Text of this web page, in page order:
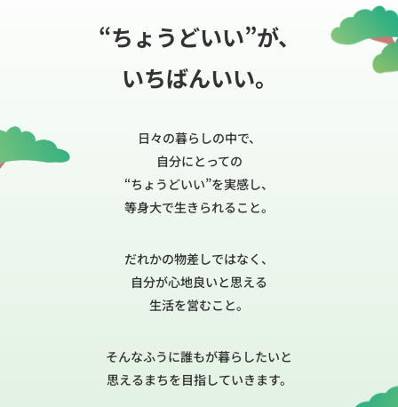
“ちょうどいい”が、
いちばんいい。
日々の暮らしの中で、
自分にとっての
“ちょうどいい”を実感し、
等身大で生きられること。
だれかの物差しではなく、
自分が心地良いと思える
生活を営むこと。
そんなふうに誰もが暮らしたいと
思えるまちを目指していきます。